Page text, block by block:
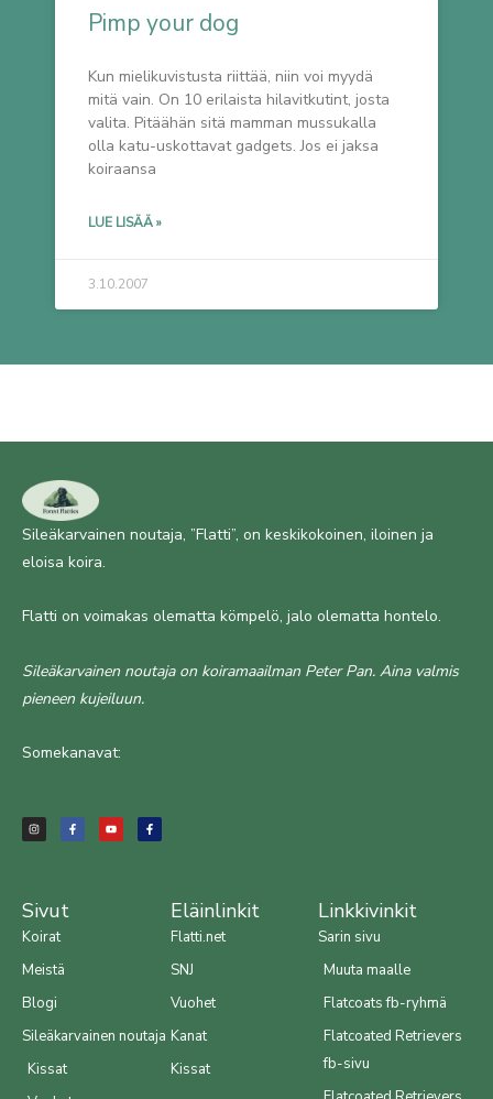
Pimp your dog
Kun mielikuvistusta riittää, niin voi myydä
mitä vain. On 10 erilaista hilavitkutint, josta
valita. Pitäähän sitä mamman mussukalla
olla katu-uskottavat gadgets. Jos ei jaksa
koiraansa
LUE LISÄÄ »
3.10.2007
Sileäkarvainen noutaja, ”Flatti”, on keskikokoinen, iloinen ja
eloisa koira.
Flatti on voimakas olematta kömpelö, jalo olematta hontelo.
Sileäkarvainen noutaja on koiramaailman Peter Pan. Aina valmis
pieneen kujeiluun.
Somekanavat:
s
t
a
c
e
b
u
t
u
c
e
b
Sivut
Koirat
Meistä
Blogi
Sileäkarvainen noutaja
Kissat
Eläinlinkit
Flatti.net
SNJ
Vuohet
Kanat
Kissat
Linkkivinkit
Sarin sivu
Muuta maalle
Flatcoats fb-ryhmä
Flatcoated Retrievers
fb-sivu